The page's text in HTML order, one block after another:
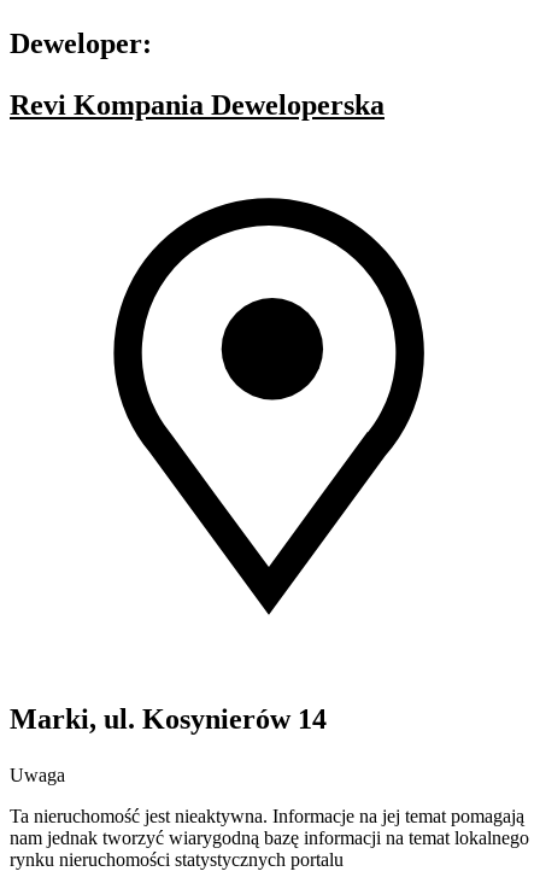
Deweloper:
Revi Kompania Deweloperska
Marki, ul. Kosynierów 14
Uwaga
Ta nieruchomość jest nieaktywna. Informacje na jej temat pomagają
nam jednak tworzyć wiarygodną bazę informacji na temat lokalnego
rynku nieruchomości statystycznych portalu